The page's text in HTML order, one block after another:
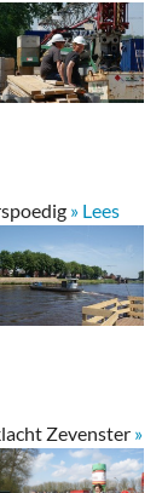
» Lees
Zevenster »